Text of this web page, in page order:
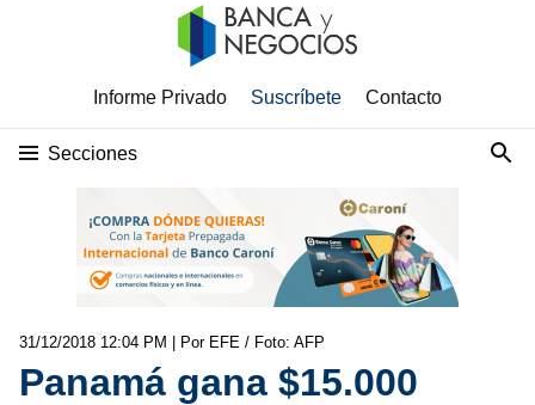
Informe Privado Suscríbete Contacto
Secciones
31/12/2018 12:04 PM | Por EFE / Foto: AFP
Panamá gana $15.000